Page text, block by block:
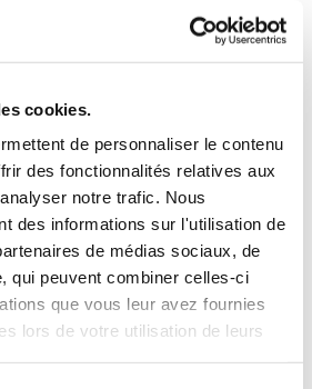
cookies.
de personnaliser le contenu
des fonctionnalités relatives aux
notre trafic. Nous
des informations sur l'utilisation de
de médias sociaux, de
qui peuvent combiner celles-ci
que vous leur avez fournies
lors de votre utilisation de leurs
droite
DS3 CROSSBACK 2018
provenance
techniques
60,00 € TTC